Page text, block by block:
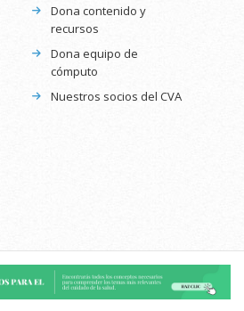
Dona contenido y
recursos
Dona equipo de
cómputo
Nuestros socios del CVA